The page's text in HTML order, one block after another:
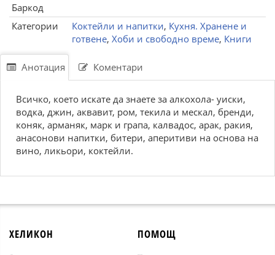
Баркод
Категории
Коктейли и напитки, Кухня. Хранене и
готвене, Хоби и свободно време, Книги
Анотация Коментари
Всичко, което искате да знаете за алкохола- уиски,
водка, джин, аквавит, ром, текила и мескал, бренди,
коняк, арманяк, марк и грапа, калвадос, арак, ракия,
анасонови напитки, битери, аперитиви на основа на
вино, ликьори, коктейли.
ХЕЛИКОН ПОМОЩ